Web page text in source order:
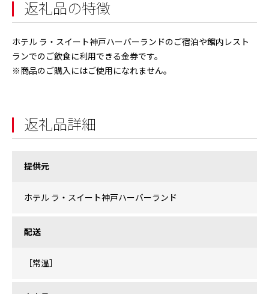
返礼品の特徴
ホテル ラ・スイート神戸ハーバーランドのご宿泊や館内レスト
ランでのご飲食に利用できる金券です。
※商品のご購入にはご使用になれません。
返礼品詳細
提供元
ホテル ラ・スイート神戸ハーバーランド
配送
［常温］